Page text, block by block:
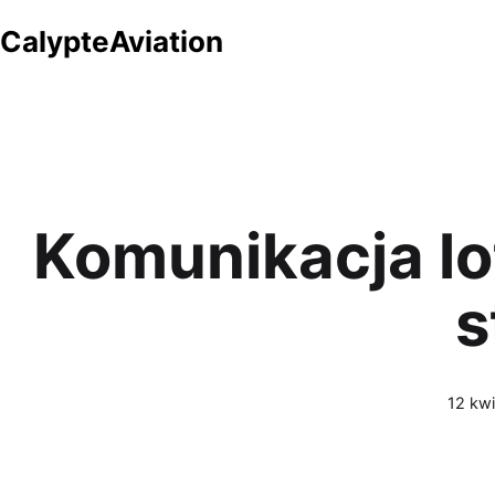
do
CalypteAviation
Komunikacja
12